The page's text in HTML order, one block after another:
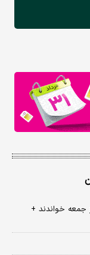
جمعه خواندند +